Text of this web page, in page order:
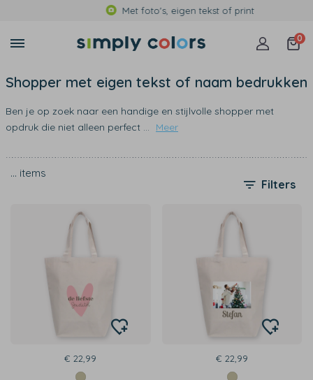
Met foto's, eigen tekst of print
0
Shopper met eigen tekst of naam bedrukken
Ben je op zoek naar een handige en stijlvolle shopper met
opdruk die niet alleen perfect ... Meer
… items
Filters
€ 22,99 € 22,99